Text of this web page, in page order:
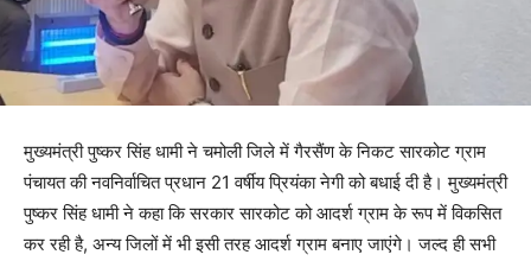
मुख्यमंत्री पुष्कर सिंह धामी ने चमोली जिले में गैरसैंण के निकट सारकोट ग्राम
पंचायत की नवनिर्वाचित प्रधान 21 वर्षीय प्रियंका नेगी को बधाई दी है। मुख्यमंत्री
पुष्कर सिंह धामी ने कहा कि सरकार सारकोट को आदर्श ग्राम के रूप में विकसित
कर रही है, अन्य जिलों में भी इसी तरह आदर्श ग्राम बनाए जाएंगे। जल्द ही सभी